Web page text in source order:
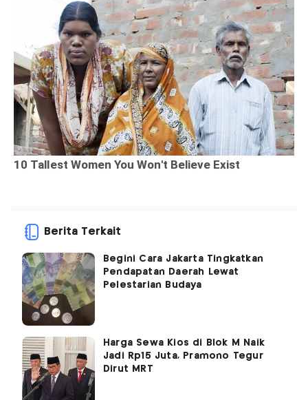
Berita Terkait
Begini Cara Jakarta Tingkatkan
Pendapatan Daerah Lewat
Pelestarian Budaya
Harga Sewa Kios di Blok M Naik
Jadi Rp15 Juta, Pramono Tegur
Dirut MRT